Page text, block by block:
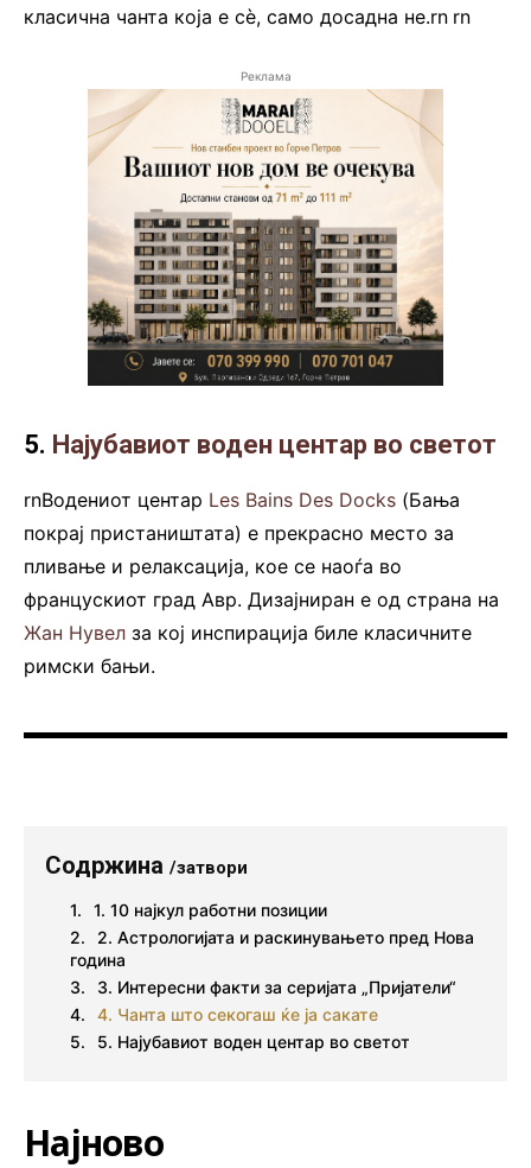
класична чанта која е сè, само досадна не.rn rn
Реклама
5. Најубавиот воден центар во светот
rnВодениот центар Les Bains Des Docks (Бања
покрај пристаништата) е прекрасно место за
пливање и релаксација, кое се наоѓа во
францускиот град Авр. Дизајниран е од страна на
Жан Нувел за кој инспирација биле класичните
римски бањи.
Содржина /затвори
1. 10 најкул работни позиции
2. Астрологијата и раскинувањето пред Нова
година
3. Интересни факти за серијата „Пријатели“
4. Чанта што секогаш ќе ја сакате
5. Најубавиот воден центар во светот
Најново